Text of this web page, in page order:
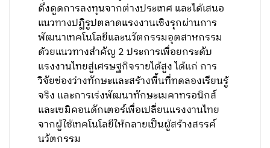
ดึงดูดการลงทุนจากต่างประเทศ และได้เสนอ
แนวทางปฏิรูปตลาดแรงงานเชิงรุกผ่านการ
พัฒนาเทคโนโลยีและนวัตกรรมอุตสาหกรรม
ด้วยแนวทางสำคัญ 2 ประการเพื่อยกระดับ
แรงงานไทยสู่เศรษฐกิจรายได้สูง ได้แก่ การ
วิจัยช่องว่างทักษะและสร้างพื้นที่ทดลองเรียนรู้
จริง และการเร่งพัฒนาทักษะเมคาทรอนิกส์
และเซมิคอนดักเตอร์เพื่อเปลี่ยนแรงงานไทย
จากผู้ใช้เทคโนโลยีให้กลายเป็นผู้สร้างสรรค์
นวัตกรรม